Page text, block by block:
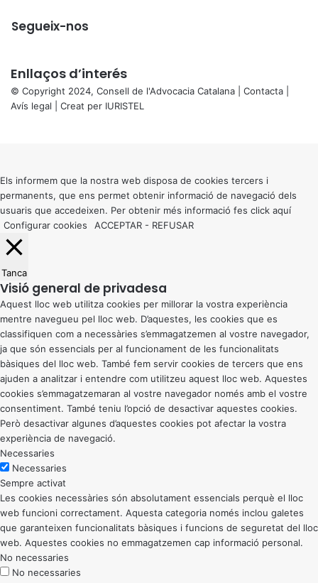
Segueix-nos
Enllaços d’interés
© Copyright 2024, Consell de l'Advocacia Catalana | Contacta
Avís legal | Creat per IURISTEL
button
Els informem que la nostra web disposa de cookies tercers i
permanents, que ens permet obtenir informació de navegació dels
usuaris que accedeixen. Per obtenir més informació fes click aquí
Configurar cookies
ACCEPTAR - REFUSAR
Tanca
Visió general de privadesa
Aquest lloc web utilitza cookies per millorar la vostra experiència
mentre navegueu pel lloc web. D’aquestes, les cookies que es
classifiquen com a necessàries s’emmagatzemen al vostre navegador,
ja que són essencials per al funcionament de les funcionalitats
bàsiques del lloc web. També fem servir cookies de tercers que ens
ajuden a analitzar i entendre com utilitzeu aquest lloc web. Aquestes
cookies s’emmagatzemaran al vostre navegador només amb el vostre
consentiment. També teniu l’opció de desactivar aquestes cookies.
Però desactivar algunes d’aquestes cookies pot afectar la vostra
experiència de navegació.
Necessaries
Necessaries
Sempre activat
Les cookies necessàries són absolutament essencials perquè el lloc
web funcioni correctament. Aquesta categoria només inclou galetes
que garanteixen funcionalitats bàsiques i funcions de seguretat del lloc
web. Aquestes cookies no emmagatzemen cap informació personal.
No necessaries
No necessaries